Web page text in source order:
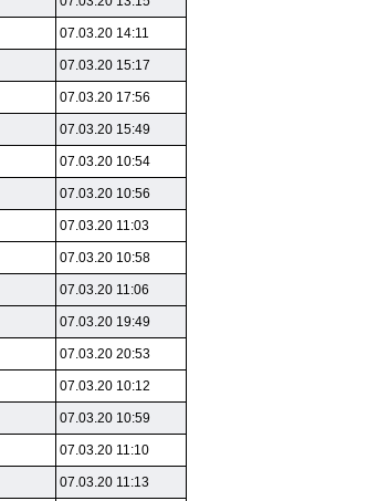
07.03.20 14:11
07.03.20 15:17
07.03.20 17:56
07.03.20 15:49
07.03.20 10:54
07.03.20 10:56
07.03.20 11:03
07.03.20 10:58
07.03.20 11:06
07.03.20 19:49
07.03.20 20:53
07.03.20 10:12
07.03.20 10:59
07.03.20 11:10
07.03.20 11:13